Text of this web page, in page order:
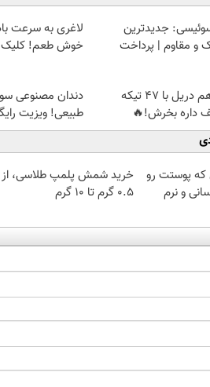
جدیدترین
و مقاوم | پرداخت
لاغری به سرعت
خوش طعم!
هم پیچ گوشتی هم دریل با 47 تیکه
داره بخرش!🔥
دندان مصنوعی
طبیعی! ویزیت
که پوستت رو
و نرم
خرید شمش پلمپ طلاسی، از
۰.۵ گرم تا ۱۰ گرم